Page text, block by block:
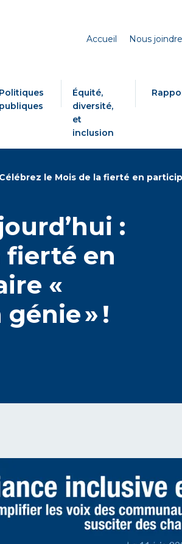
Accueil Nous joindre
Politiques
publiques
Équité,
diversité,
et
inclusion
le Mois de la fierté en
:
fierté en
«
» !